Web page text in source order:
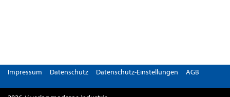
Impressum Datenschutz Datenschutz-Einstellungen AGB